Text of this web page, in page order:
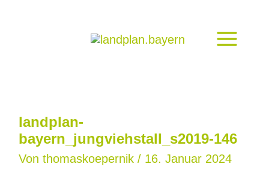
landplan-
bayern_jungviehstall_s2019-146
Von thomaskoepernik / 16. Januar 2024